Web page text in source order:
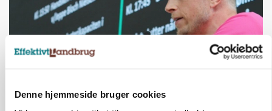
Denne hjemmeside bruger cookies